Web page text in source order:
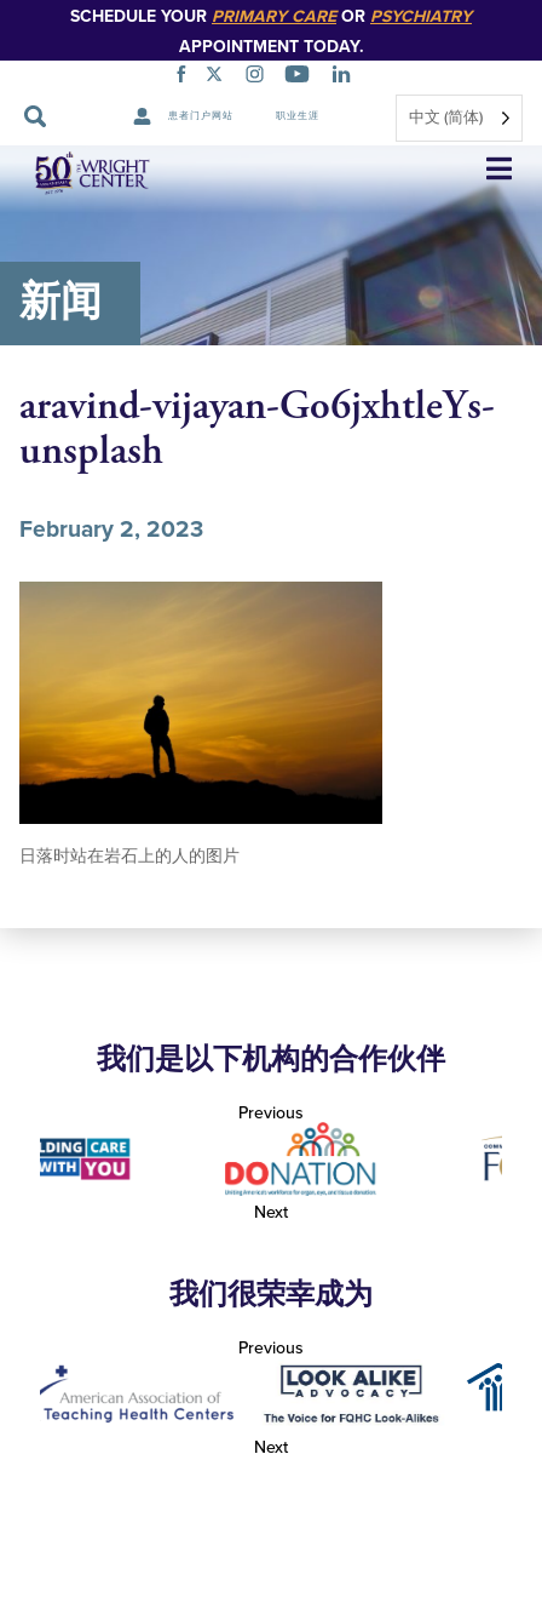
SCHEDULE YOUR PRIMARY CAREOR PSYCHIATRY
APPOINTMENT TODAY.
患者门户网站 职业生涯 中文 (简体)
跳
过
导
新闻
aravind-vijayan-Go6jxhtleYs-
unsplash
February 2, 2023
日落时站在岩石上的人的图片
我们是以下机构的合作伙伴
Previous
Next
我们很荣幸成为
Previous
Next